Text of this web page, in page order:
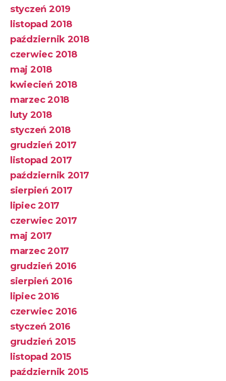
styczeń 2019
listopad 2018
październik 2018
czerwiec 2018
maj 2018
kwiecień 2018
marzec 2018
luty 2018
styczeń 2018
grudzień 2017
listopad 2017
październik 2017
sierpień 2017
lipiec 2017
czerwiec 2017
maj 2017
marzec 2017
grudzień 2016
sierpień 2016
lipiec 2016
czerwiec 2016
styczeń 2016
grudzień 2015
listopad 2015
październik 2015